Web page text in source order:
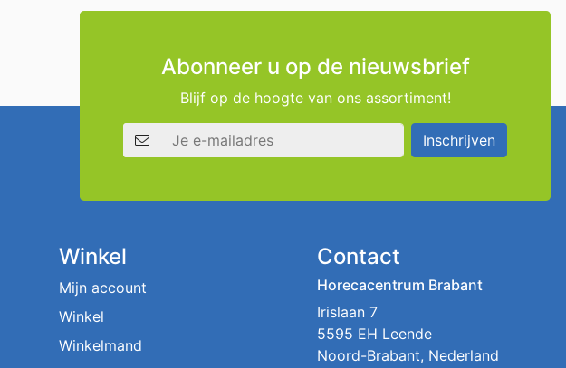
Abonneer u op de nieuwsbrief
Blijf op de hoogte van ons assortiment!
E-mailadres
Inschrijven
Winkel
Mijn account
Winkel
Winkelmand
Contact
Horecacentrum Brabant
Irislaan 7
5595 EH Leende
Noord-Brabant, Nederland